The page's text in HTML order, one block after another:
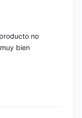
no
bien